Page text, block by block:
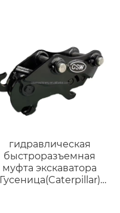
изготовление
гидравлическая
быстроразъемная
муфта экскаватора
Гусеница(Caterpillar)